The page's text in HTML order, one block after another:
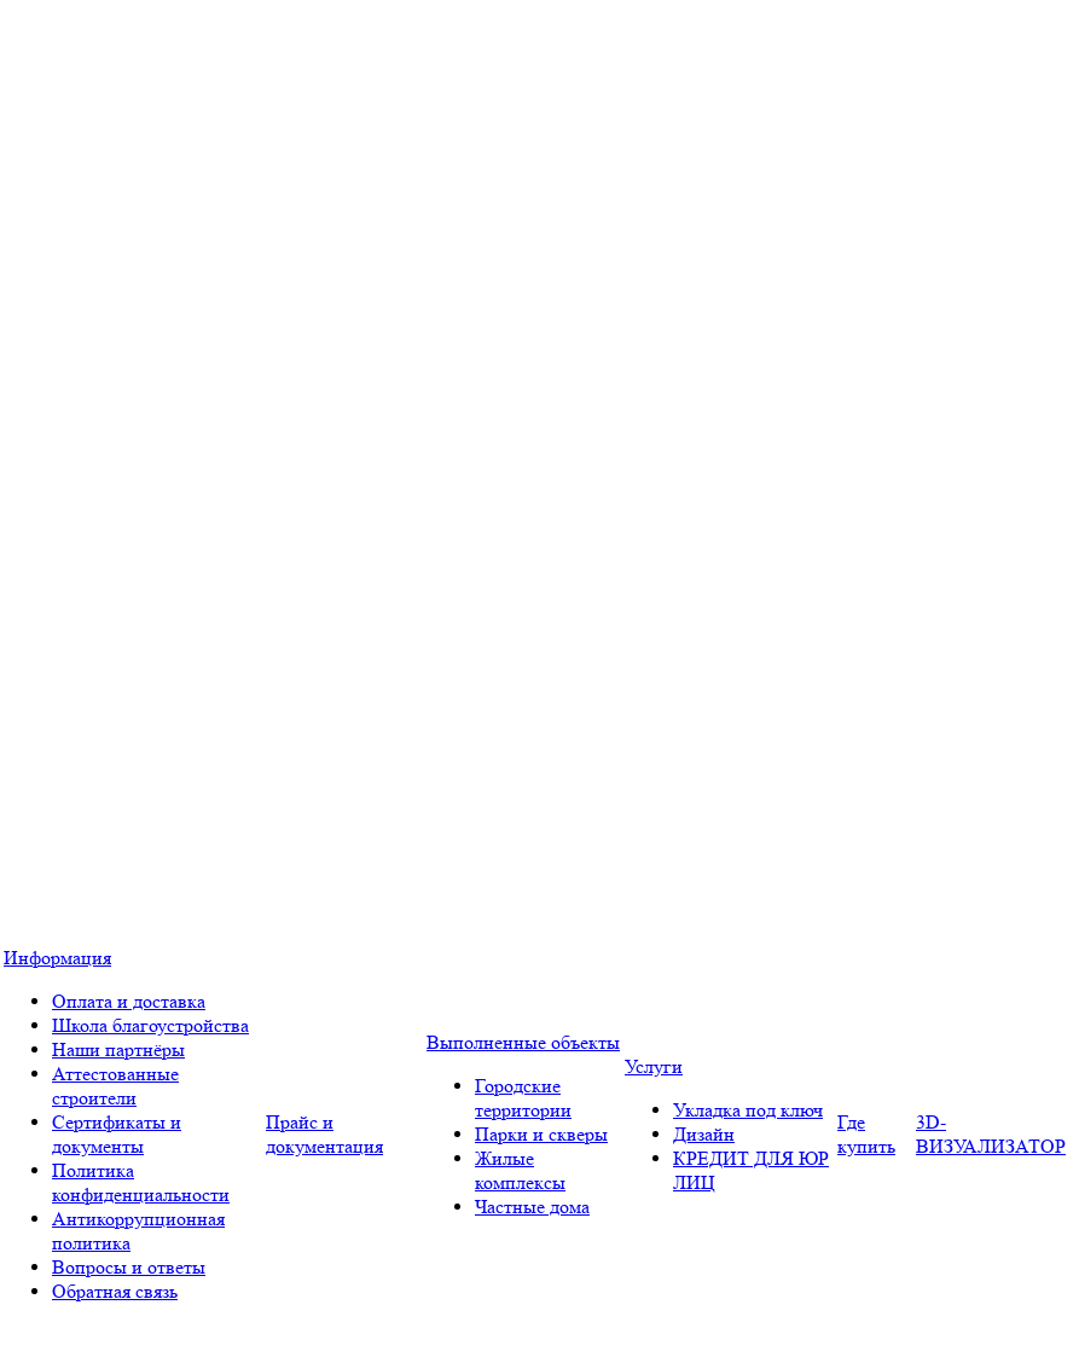
Информация
Оплата и доставка
Школа благоустройства
Наши партнёры
Аттестованные
строители
Сертификаты и
документы
Политика
конфиденциальности
Антикоррупционная
политика
Вопросы и ответы
Обратная связь
Прайс и
документация
Выполненные объекты
Городские
территории
Парки и скверы
Жилые
комплексы
Частные дома
Услуги
Укладка под ключ
Дизайн
КРЕДИТ ДЛЯ ЮР
ЛИЦ
Где
купить
3D-
ВИЗУАЛИЗАТОР